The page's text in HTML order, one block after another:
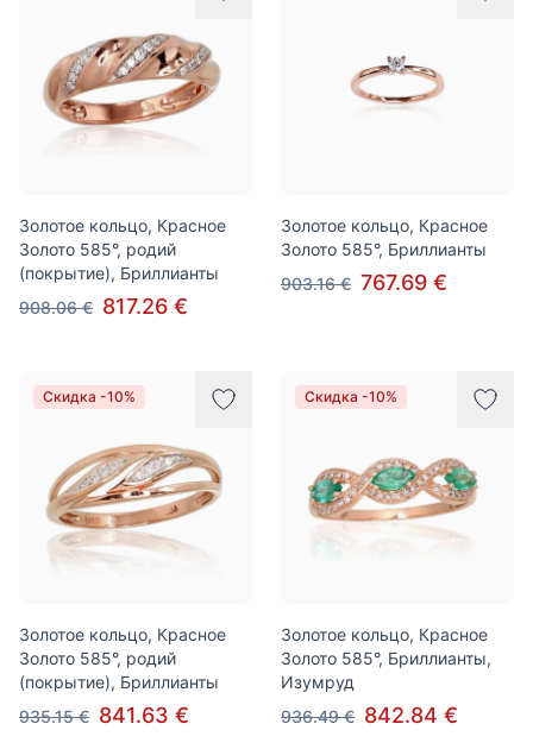
Золотое кольцо, Красное
Золото 585°, родий
(покрытие), Бриллианты
908.06 € 817.26 €
Золотое кольцо, Красное
Золото 585°, Бриллианты
903.16 € 767.69 €
Скидка -10%
Золотое кольцо, Красное
Золото 585°, родий
(покрытие), Бриллианты
935.15 € 841.63 €
Скидка -10%
Золотое кольцо, Красное
Золото 585°, Бриллианты,
Изумруд
936.49 € 842.84 €